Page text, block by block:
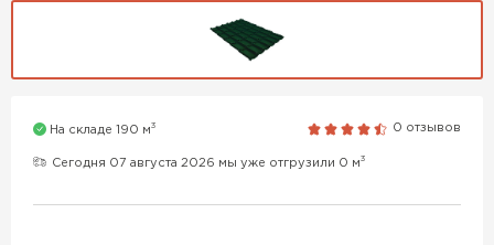
На складе 190 м3 0 отзывов
Сегодня 07 августа 2026 мы уже отгрузили 0 м3